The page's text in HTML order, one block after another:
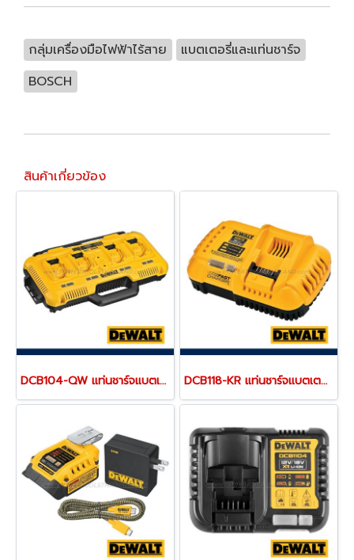
กลุ่มเครื่องมือไฟฟ้าไร้สาย
แบตเตอรี่และแท่นชาร์จ
BOSCH
สินค้าเกี่ยวข้อง
DCB104-QW แท่นชาร์จแบตเตอรี่ 4 ช่อง รุ่นชาร์จเร็ว "DEWALT" ดีวอลท์ DCB118-KR แท่นชาร์จแบตเตอรี่ 20V/60MAX (ใช้ชาร์จแบตเตอรี่ 18V,20V ขึ้นไป)"DEWALT" ดีวอลท์